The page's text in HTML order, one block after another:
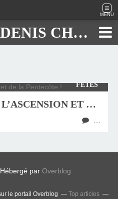
MENU
JOURNAL DE DENIS CHAUTARD
FÊTES
BELLES FÊTES DE L’ASCENSION ET DE LA PENTECÔTE !
par Overblog
le portail Overblog
Top articles